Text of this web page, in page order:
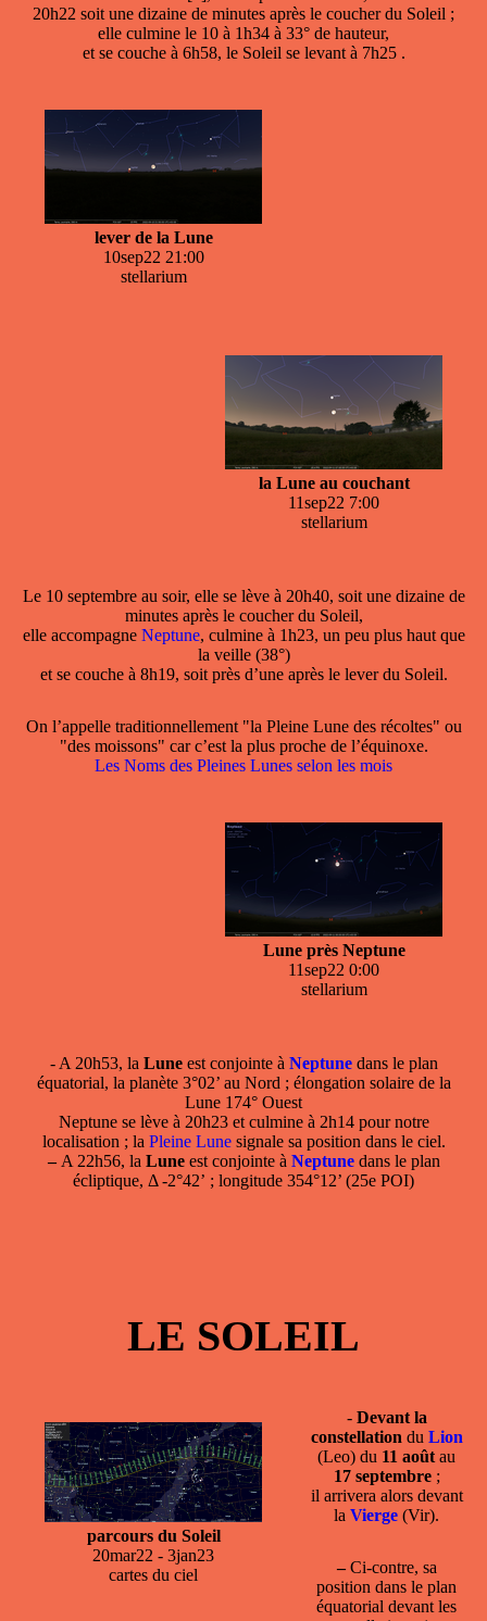
20h22 soit une dizaine de minutes après le coucher du Soleil ;
elle culmine le 10 à 1h34 à 33° de hauteur,
et se couche à 6h58, le Soleil se levant à 7h25 .
lever de la Lune
10sep22 21:00
stellarium
la Lune au couchant
11sep22 7:00
stellarium
Le 10 septembre au soir, elle se lève à 20h40, soit une dizaine de
minutes après le coucher du Soleil,
elle accompagne Neptune, culmine à 1h23, un peu plus haut que
la veille (38°)
et se couche à 8h19, soit près d’une après le lever du Soleil.
On l’appelle traditionnellement "la Pleine Lune des récoltes" ou
"des moissons" car c’est la plus proche de l’équinoxe.
Les Noms des Pleines Lunes selon les mois
Lune près Neptune
11sep22 0:00
stellarium
- A 20h53, la Luneest conjointe à Neptunedans le plan
équatorial, la planète 3°02’ au Nord ; élongation solaire de la
Lune 174° Ouest
Neptune se lève à 20h23 et culmine à 2h14 pour notre
localisation ; la Pleine Lunesignale sa position dans le ciel.
–A 22h56, la Luneest conjointe à Neptunedans le plan
écliptique, Δ -2°42’ ; longitude 354°12’ (25e POI)
LE SOLEIL
parcours du Soleil
20mar22 - 3jan23
cartes du ciel
- Devant la
constellation du Lion
(Leo) du 11 août au
17 septembre;
il arrivera alors devant
la Vierge (Vir).
–Ci-contre, sa
position dans le plan
équatorial devant les